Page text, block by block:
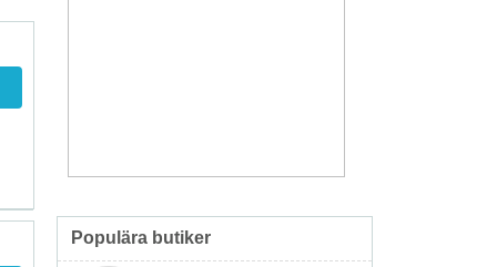
Populära butiker